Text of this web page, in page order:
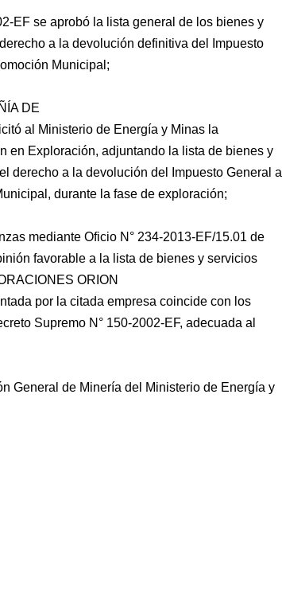
EF se aprobó la lista general de los bienes y
a la devolución definitiva del Impuesto
Municipal;
DE
al Ministerio de Energía y Minas la
en Exploración, adjuntando la lista de bienes y
derecho a la devolución del Impuesto General a
durante la fase de exploración;
mediante Oficio N° 234-2013-EF/15.01 de
favorable a la lista de bienes y servicios
ORION
por la citada empresa coincide con los
Supremo N° 150-2002-EF, adecuada al
General de Minería del Ministerio de Energía y